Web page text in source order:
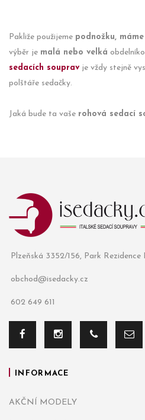
Pakliže použijeme podnožku,
výběr je malá nebo velká
sedacích soupravje vždy stejně
polštáře sedačky.
Jaká bude ta vaše rohová sedací
Plzeňská 3352/156, Park
obchod@isedacky.cz
602 649 611
INFORMACE
AKČNÍ MODELY